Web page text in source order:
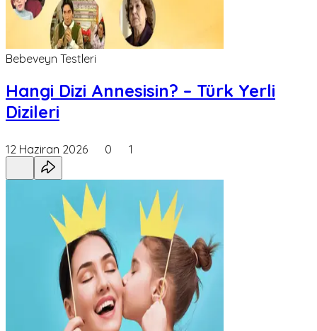
Bebeveyn Testleri
Hangi Dizi Annesisin? – Türk Yerli
Dizileri
12 Haziran 2026 0 1